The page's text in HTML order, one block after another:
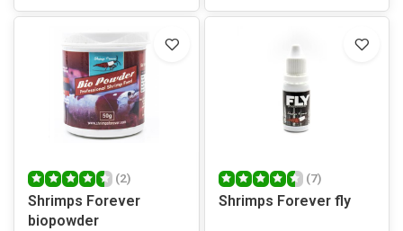
(2)
Shrimps Forever
biopowder
(7)
Shrimps Forever fly